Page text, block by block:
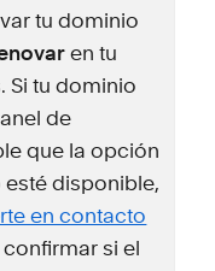
tu dominio
en tu
Si tu dominio
de
que la opción
esté disponible,
en contacto
si el